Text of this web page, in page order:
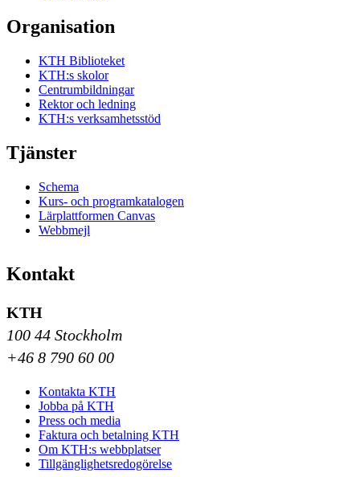
Organisation
KTH Biblioteket
KTH:s skolor
Centrumbildningar
Rektor och ledning
KTH:s verksamhetsstöd
Tjänster
Schema
Kurs- och programkatalogen
Lärplattformen Canvas
Webbmejl
Kontakt
KTH
100 44 Stockholm
+46 8 790 60 00
Kontakta KTH
Jobba på KTH
Press och media
Faktura och betalning KTH
Om KTH:s webbplatser
Tillgänglighetsredogörelse